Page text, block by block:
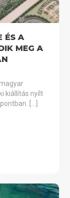
ÉS A
MEG A
kiállítás nyílt
[…]